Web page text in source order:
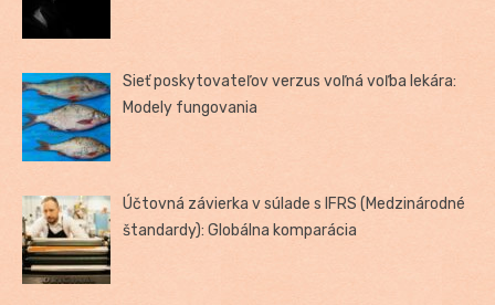
Sieť poskytovateľov verzus voľná voľba lekára:
Modely fungovania
Účtovná závierka v súlade s IFRS (Medzinárodné
štandardy): Globálna komparácia